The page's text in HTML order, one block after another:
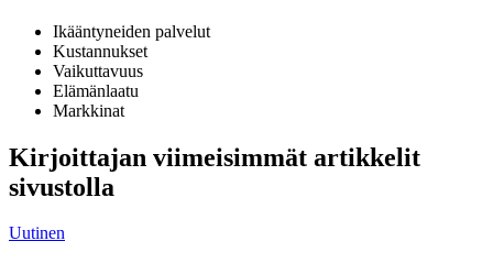
Ikääntyneiden palvelut
Kustannukset
Vaikuttavuus
Elämänlaatu
Markkinat
Kirjoittajan viimeisimmät artikkelit
sivustolla
Uutinen